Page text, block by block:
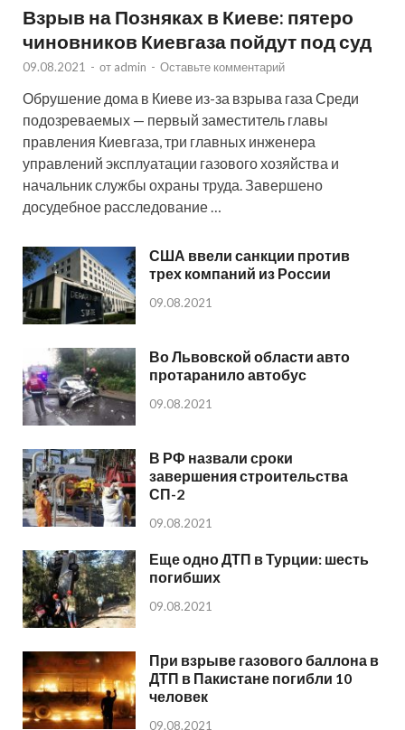
Взрыв на Позняках в Киеве: пятеро
чиновников Киевгаза пойдут под суд
09.08.2021 - от admin - Оставьте комментарий
Обрушение дома в Киеве из-за взрыва газа Среди
подозреваемых — первый заместитель главы
правления Киевгаза, три главных инженера
управлений эксплуатации газового хозяйства и
начальник службы охраны труда. Завершено
досудебное расследование …
США ввели санкции против
трех компаний из России
09.08.2021
Во Львовской области авто
протаранило автобус
09.08.2021
В РФ назвали сроки
завершения строительства
СП-2
09.08.2021
Еще одно ДТП в Турции: шесть
погибших
09.08.2021
При взрыве газового баллона в
ДТП в Пакистане погибли 10
человек
09.08.2021